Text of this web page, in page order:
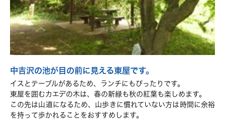
中吉沢の池が目の前に見える東屋です。
イスとテーブルがあるため、ランチにもぴったりです。
東屋を囲むカエデの木は、春の新緑も秋の紅葉も楽しめます。
この先は山道になるため、山歩きに慣れていない方は時間に余裕
を持って歩かれることをおすすめします。